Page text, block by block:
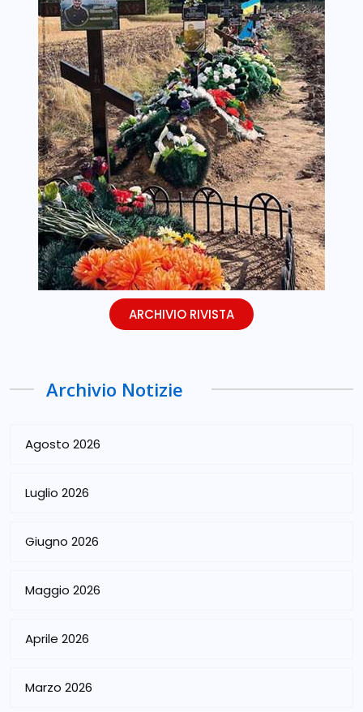
ARCHIVIO RIVISTA
Archivio Notizie
Agosto 2026
Luglio 2026
Giugno 2026
Maggio 2026
Aprile 2026
Marzo 2026